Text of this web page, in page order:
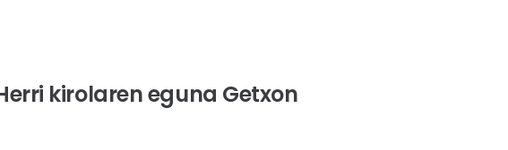
kirolaren eguna Getxon